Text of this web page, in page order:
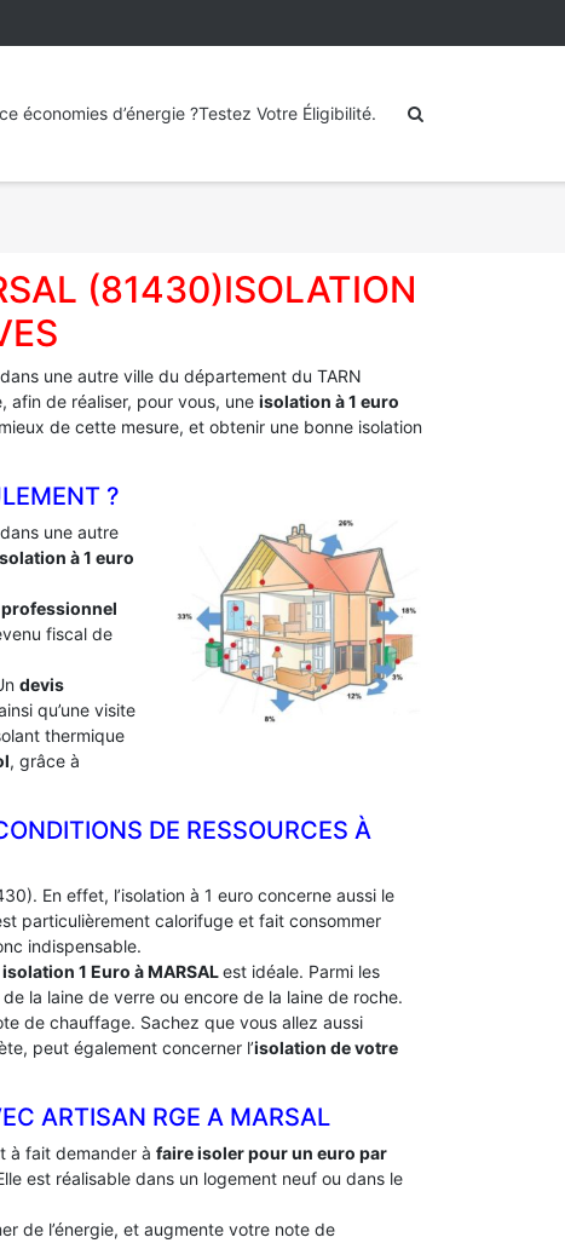
économies d’énergie ?Testez Votre Éligibilité.
(81430)ISOLATION
une autre ville du département du TARN
afin de réaliser, pour vous, une isolation à 1 euro
de cette mesure, et obtenir une bonne isolation
?
une autre
à 1 euro
professionnel
fiscal de
devis
qu’une visite
thermique
, grâce à
DE RESSOURCES À
En effet, l’isolation à 1 euro concerne aussi le
particulièrement calorifuge et fait consommer
indispensable.
1 Euro à MARSALest idéale. Parmi les
la laine de verre ou encore de la laine de roche.
de chauffage. Sachez que vous allez aussi
peut également concerner l’isolation de votre
ARTISAN RGE A MARSAL
à fait demander à faire isoler pour un euro par
est réalisable dans un logement neuf ou dans le
de l’énergie, et augmente votre note de